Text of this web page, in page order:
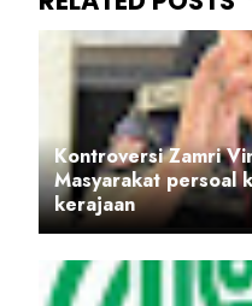
Kontroversi Zamri
Masyarakat persoal
kerajaan